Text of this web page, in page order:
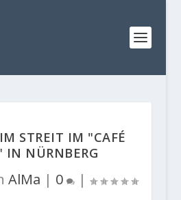
STREIT IM "CAFÉ
IN NÜRNBERG
AlMa | 0 |